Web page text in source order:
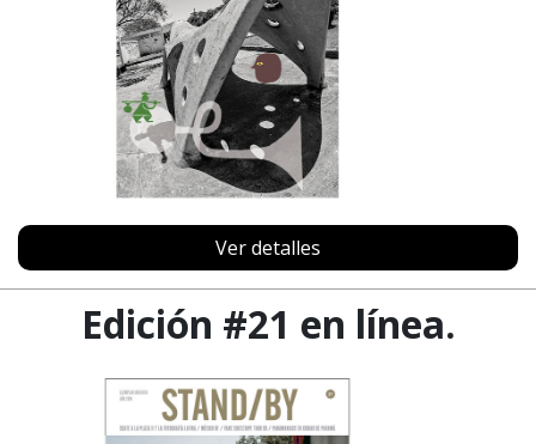
Ver detalles
Edición #21 en línea.